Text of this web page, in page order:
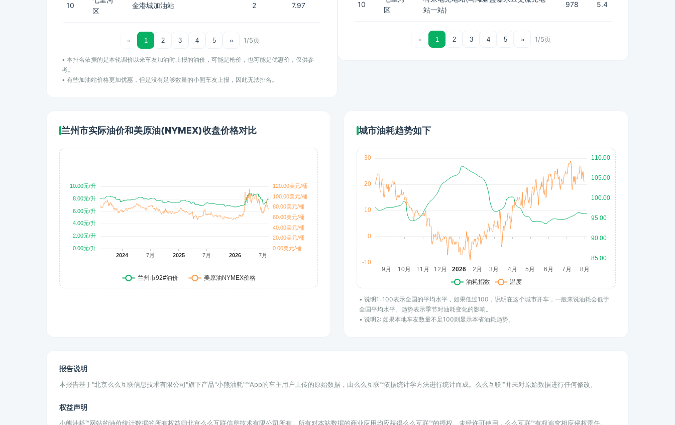
10
区
金港城加油站 2 7.97
« 1 2 3 4 5 » 1/5页
• 本排名依据的是本轮调价以来车友加油时上报的油价，可能是枪价，也可能是优惠价，仅供参
考。
• 有些加油站价格更加优惠，但是没有足够数量的小熊车友上报，因此无法排名。
10
区
站一站)
978 5.4
« 1 2 3 4 5 » 1/5页
兰州市实际油价和美原油(NYMEX)收盘价格对比 城市油耗趋势如下
• 说明1: 100表示全国的平均水平，如果低过100，说明在这个城市开车，一般来说油耗会低于
全国平均水平。趋势表示季节对油耗变化的影响。
• 说明2: 如果本地车友数量不足100则显示本省油耗趋势。
报告说明
本报告基于"北京么么互联信息技术有限公司"旗下产品"小熊油耗"™App的车主用户上传的原始数据，由么么互联™依据统计学方法进行统计而成。么么互联™并未对原始数据进行任何修改。
权益声明
小熊油耗™网站的油价统计数据的所有权益归北京么么互联信息技术有限公司所有。所有对本站数据的商业应用均应获得么么互联™的授权。未经许可使用，么么互联™有权追究相应侵权责任。